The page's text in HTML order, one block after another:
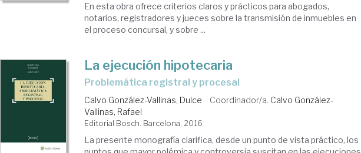
En esta obra ofrece criterios claros y prácticos para abogados,
notarios, registradores y jueces sobre la transmisión de inmuebles en
el proceso concursal, y sobre ...
La ejecución hipotecaria
problemática registral y procesal
Calvo González-Vallinas, Dulce Coordinador/a. Calvo González-
Vallinas, Rafael
Editorial Bosch. Barcelona, 2016
La presente monografía clarifica, desde un punto de vista práctico, los